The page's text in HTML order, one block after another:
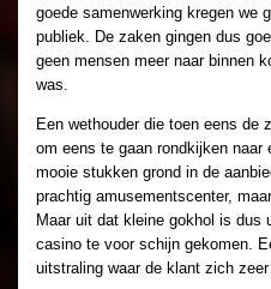
goede samenwerking kregen we
publiek. De zaken gingen dus
geen mensen meer naar binnen
was.
Een wethouder die toen eens de
om eens te gaan rondkijken naar
mooie stukken grond in de
prachtig amusementscenter,
Maar uit dat kleine gokhol is dus
casino te voor schijn gekomen.
uitstraling waar de klant zich